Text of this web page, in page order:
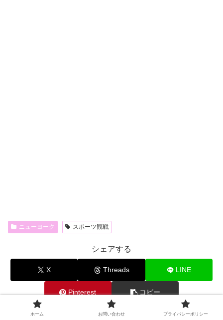
ニューヨーク スポーツ観戦
シェアする
X Threads LINE
Pinterest コピー
ホーム お問い合わせ プライバシーポリシー